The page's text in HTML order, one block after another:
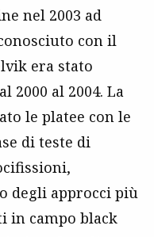
nel 2003 ad
con il
era stato
2000 al 2004. La
le platee con le
di teste di
degli approcci più
in campo black